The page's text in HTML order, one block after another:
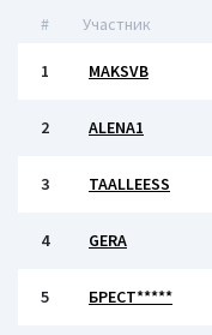
# Участник
1 MAKSVB
2 ALENA1
3 TAALLEESS
4 GERA
5 БРЕСТ*****